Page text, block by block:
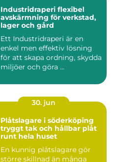
Industridraperi flexibel
avskärmning för verkstad,
lager och gård
Ett Industridraperi är en
enkel men effektiv lösning
för att skapa ordning, skydda
miljöer och göra ...
30. jun
Plåtslagare i söderköping
tryggt tak och hållbar plåt
runt hela huset
En kunnig plåtslagare gör
större skillnad än många